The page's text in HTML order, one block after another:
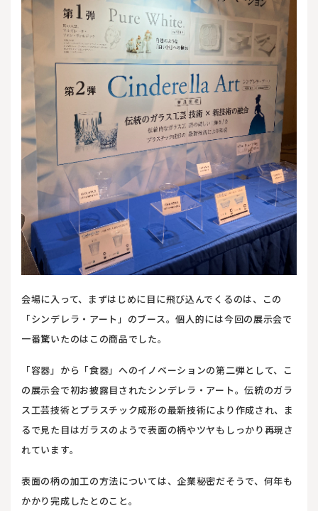
会場に入って、まずはじめに目に飛び込んでくるのは、この
「シンデレラ・アート」のブース。個人的には今回の展示会で
一番驚いたのはこの商品でした。
「容器」から「食器」へのイノベーションの第二弾として、こ
の展示会で初お披露目されたシンデレラ・アート。伝統のガラ
ス工芸技術とプラスチック成形の最新技術により作成され、ま
るで見た目はガラスのようで表面の柄やツヤもしっかり再現さ
れています。
表面の柄の加工の方法については、企業秘密だそうで、何年も
かかり完成したとのこと。